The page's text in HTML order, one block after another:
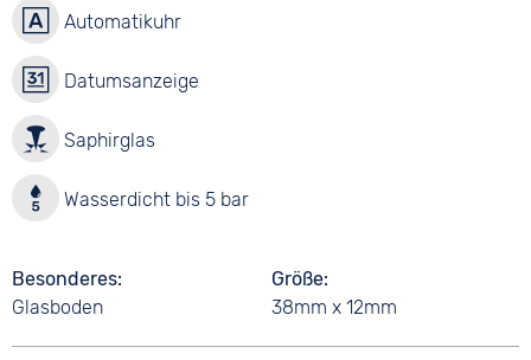
Automatikuhr
Datumsanzeige
Saphirglas
Wasserdicht bis 5 bar
Besonderes
Glasboden
Größe
38mm x 12mm